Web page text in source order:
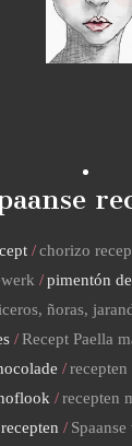
chorizo
pimentón
ñoras,
Recept Paella
recepten
Spaanse